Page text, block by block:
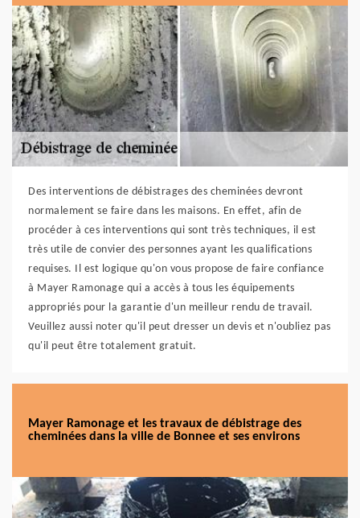
Des interventions de débistrages des cheminées devront
normalement se faire dans les maisons. En effet, afin de
procéder à ces interventions qui sont très techniques, il est
très utile de convier des personnes ayant les qualifications
requises. Il est logique qu'on vous propose de faire confiance
à Mayer Ramonage qui a accès à tous les équipements
appropriés pour la garantie d'un meilleur rendu de travail.
Veuillez aussi noter qu'il peut dresser un devis et n'oubliez pas
qu'il peut être totalement gratuit.
Mayer Ramonage et les travaux de débistrage des
cheminées dans la ville de Bonnee et ses environs